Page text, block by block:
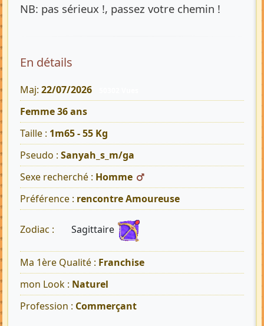
NB: pas sérieux !, passez votre chemin !
En détails
Maj: 22/07/2026
Femme 36 ans
Taille : 1m65 - 55 Kg
Pseudo : Sanyah_s_m/ga
Sexe recherché : Homme
Préférence : rencontre Amoureuse
Zodiac : Sagittaire
Ma 1ère Qualité : Franchise
mon Look : Naturel
Profession : Commerçant